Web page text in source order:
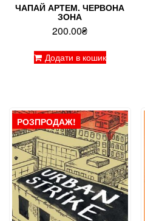
ЧАПАЙ АРТЕМ. ЧЕРВОНА
ЗОНА
200.00₴
Додати в кошик
РОЗПРОДАЖ!